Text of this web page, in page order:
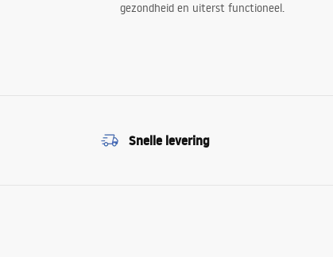
gezondheid en uiterst functioneel.
Snelle levering